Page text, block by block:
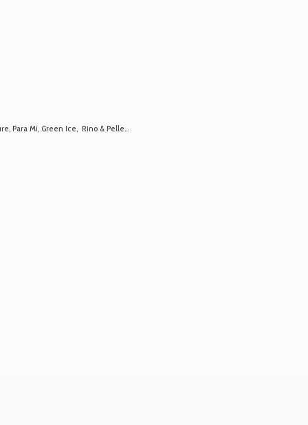
Para Mi, Green Ice, Rino & Pelle...